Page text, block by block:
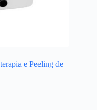
e Peeling de